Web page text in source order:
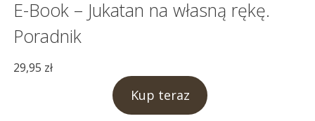
E-Book – Jukatan na własną rękę.
Poradnik
29,95 zł
Kup teraz